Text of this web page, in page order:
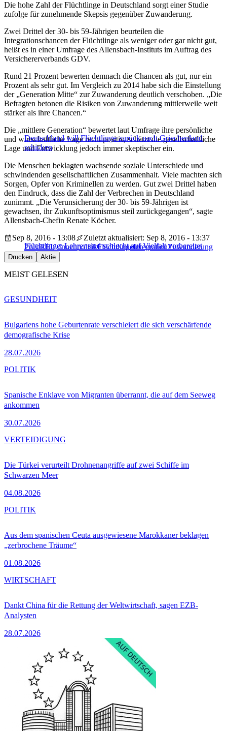
Die hohe Zahl der Flüchtlinge in Deutschland sorgt einer Studie
zufolge für zunehmende Skepsis gegenüber Zuwanderung.
Zwei Drittel der 30- bis 59-Jährigen beurteilen die
Integrationschancen der Flüchtlinge als weniger oder gar nicht gut,
heißt es in einer Umfrage des Allensbach-Instituts im Auftrag des
Versichererverbands GDV.
Rund 21 Prozent bewerten demnach die Chancen als gut, nur ein
Prozent als sehr gut. Im Vergleich zu 2014 habe sich die Einstellung
der „Generation Mitte“ zur Zuwanderung deutlich verschoben. „Die
Befragten betonen die Risiken von Zuwanderung mittlerweile weit
stärker als ihre Chancen.“
Deutschland will Flüchtlinge zurück nach Griechenland
schicken
Die „mittlere Generation“ bewertet laut Umfrage ihre persönliche
und wirtschaftliche Lage recht positiv, schätzt die gesellschaftliche
Lage und Entwicklung jedoch immer skeptischer ein.
Die Menschen beklagten wachsende soziale Unterschiede und
schwindenden gesellschaftlichen Zusammenhalt. Viele machten sich
Sorgen, Opfer von Kriminellen zu werden. Gut zwei Drittel haben
den Eindruck, dass die Zahl der Verbrechen in Deutschland
zunimmt. „Die Verunsicherung der 30- bis 59-Jährigen ist
gewachsen, ihr Zukunftsoptimismus steil zurückgegangen“, sagte
Allensbach-Chefin Renate Köcher.
Flüchtlinge: Lehrer sind schlecht auf Vielfalt vorbereitet
Sep 8, 2016 - 13:08
Zuletzt aktualisiert: Sep 8, 2016 - 13:37
PolitikEU-InnenpolitikFlüchtlingeIntegrationZuwanderung
Drucken Aktie
MEIST GELESEN
Bulgariens hohe Geburtenrate verschleiert die sich verschärfende
demografische Krise
28.07.2026
GESUNDHEIT
Spanische Enklave von Migranten überrannt, die auf dem Seeweg
ankommen
30.07.2026
POLITIK
Die Türkei verurteilt Drohnenangriffe auf zwei Schiffe im
Schwarzen Meer
04.08.2026
VERTEIDIGUNG
Aus dem spanischen Ceuta ausgewiesene Marokkaner beklagen
„zerbrochene Träume“
01.08.2026
POLITIK
Dankt China für die Rettung der Weltwirtschaft, sagen EZB-
Analysten
28.07.2026
WIRTSCHAFT